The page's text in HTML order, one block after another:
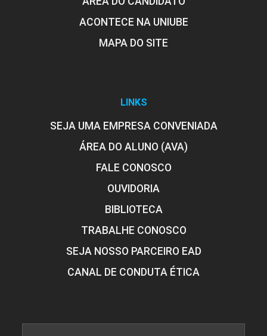
ACONTECE NA UNIUBE
MAPA DO SITE
LINKS
SEJA UMA EMPRESA CONVENIADA
ÁREA DO ALUNO (AVA)
FALE CONOSCO
OUVIDORIA
BIBLIOTECA
TRABALHE CONOSCO
SEJA NOSSO PARCEIRO EAD
CANAL DE CONDUTA ÉTICA